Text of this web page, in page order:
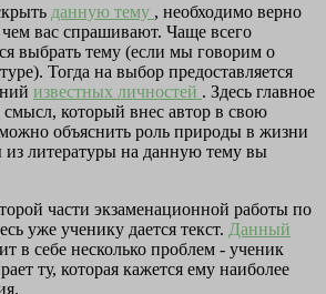
данную тему , необходимо верно
вас спрашивают. Чаще всего
выбрать тему (если мы говорим о
Тогда на выбор предоставляется
известных личностей . Здесь главное
который внес автор в свою
можно объяснить роль природы в жизни
из литературы на данную тему вы
части экзаменационной работы по
уже ученику дается текст. Данный
в себе несколько проблем - ученик
ту, которая кажется ему наиболее